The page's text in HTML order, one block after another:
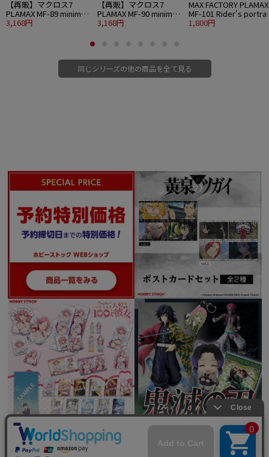
【再販】マクロス7
PLAMAX MF-89 minimum
factory 熱気バサラ
3,168円
【再販】マクロス7
PLAMAX MF-90 minimum
factory ミレーヌ・フレ
3,168円
MAX FACTORY PLAMAX
MF-101 Rider's
Honda Rebel 1100 ラ
1,800円
同じシリーズの他の商品を全て見る